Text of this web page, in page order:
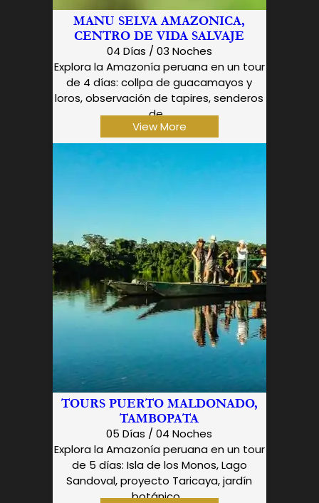
MANU SELVA AMAZONICA,
CENTRO DE VIDA SALVAJE
04 Días / 03 Noches
Explora la Amazonía peruana en un tour
de 4 días: collpa de guacamayos y
loros, observación de tapires, senderos
de...
View More
TOURS PUERTO MALDONADO,
TAMBOPATA
05 Días / 04 Noches
Explora la Amazonía peruana en un tour
de 5 días: Isla de los Monos, Lago
Sandoval, proyecto Taricaya, jardín
botánico...